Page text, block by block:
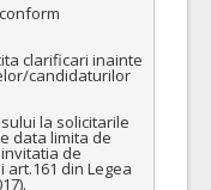
conform
clarificari inainte
candidaturilor
la solicitarile
data limita de
de
art.161 din Legea